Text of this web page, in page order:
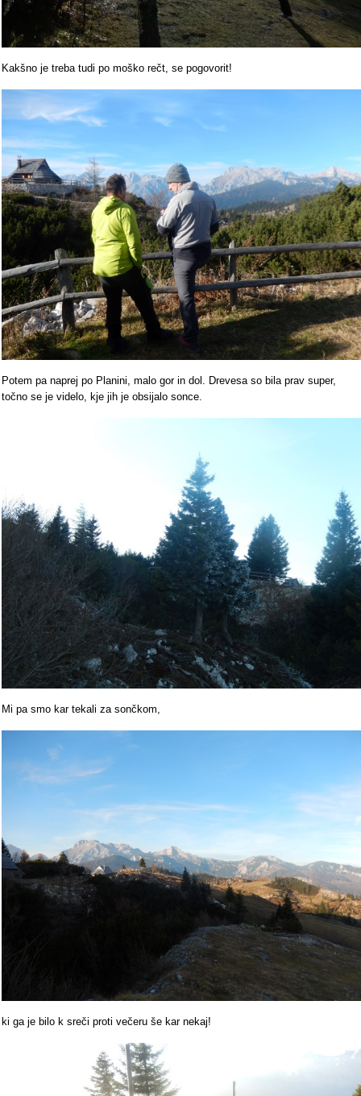
Kakšno je treba tudi po moško rečt, se pogovorit!
Potem pa naprej po Planini, malo gor in dol. Drevesa so bila prav super,
točno se je videlo, kje jih je obsijalo sonce.
Mi pa smo kar tekali za sončkom,
ki ga je bilo k sreči proti večeru še kar nekaj!